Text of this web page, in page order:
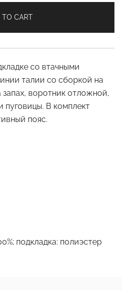
TO CART
со втачными
талии со сборкой на
запах, воротник отложной,
пуговицы. В комплект
пояс.
подкладка: полиэстер